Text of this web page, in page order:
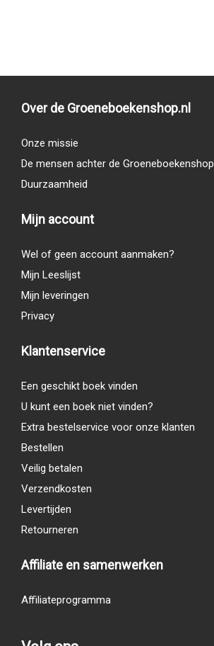
Over de Groeneboekenshop.nl
Onze missie
De mensen achter de Groeneboekenshop
Duurzaamheid
Mijn account
Wel of geen account aanmaken?
Mijn Leeslijst
Mijn leveringen
Privacy
Klantenservice
Een geschikt boek vinden
U kunt een boek niet vinden?
Extra bestelservice voor onze klanten
Bestellen
Veilig betalen
Verzendkosten
Levertijden
Retourneren
Affiliate en samenwerken
Affiliateprogramma